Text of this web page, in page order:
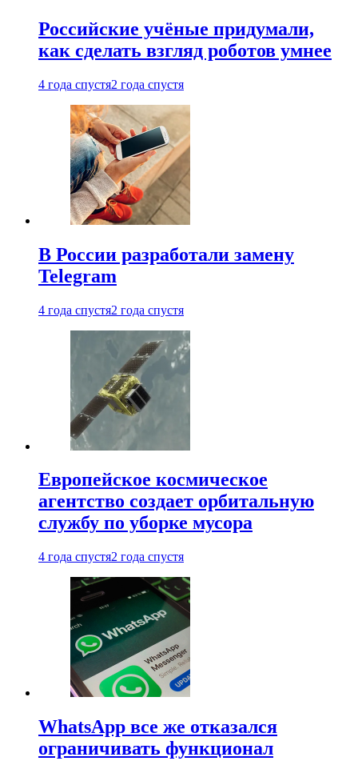
Российские учёные придумали,
как сделать взгляд роботов умнее
4 года спустя2 года спустя
В России разработали замену
Telegram
4 года спустя2 года спустя
Европейское космическое
агентство создает орбитальную
службу по уборке мусора
4 года спустя2 года спустя
WhatsApp все же отказался
ограничивать функционал